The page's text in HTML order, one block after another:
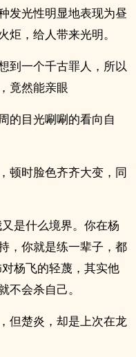
发光性明显地表现为昼
，给人带来光明。
到一个千古罪人，所以
竟然能亲眼
的目光唰唰的看向自
顿时脸色齐齐大变，同
是什么境界。你在杨
，你就是练一辈子，都
杨飞的轻蔑，其实他
不会杀自己。
但楚炎，却是上次在龙